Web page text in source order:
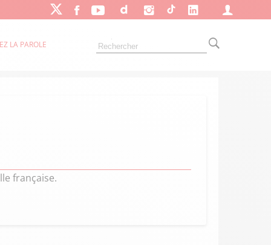
LA PAROLE
française.